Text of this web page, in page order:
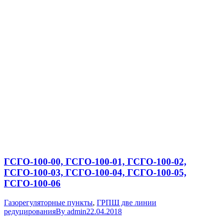
ГСГО-100-00, ГСГО-100-01, ГСГО-100-02,
ГСГО-100-03, ГСГО-100-04, ГСГО-100-05,
ГСГО-100-06
Газорегуляторные пункты, ГРПШ две линии
редуцированияBy admin22.04.2018